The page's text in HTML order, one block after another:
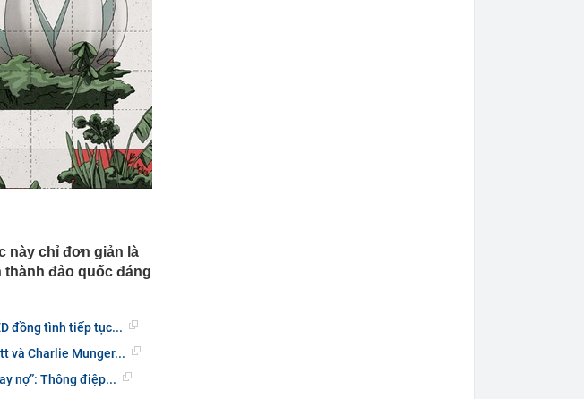
đến công an
khu đô
phẩm,
này chỉ đơn giản là
đảo quốc đáng
đồng tình tiếp tục...
và Charlie Munger...
nợ”: Thông điệp...